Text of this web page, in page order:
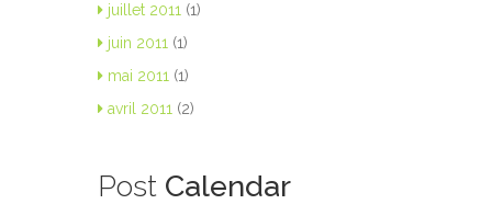
juillet 2011 (1)
juin 2011 (1)
mai 2011 (1)
avril 2011 (2)
Post Calendar